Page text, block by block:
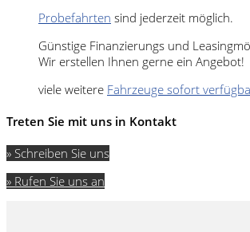
Probefahrten sind jederzeit möglich.
Günstige Finanzierungs und
Wir erstellen Ihnen gerne ein Angebot!
viele weitere Fahrzeuge sofort
Treten Sie mit uns in Kontakt
» Schreiben Sie uns
» Rufen Sie uns an